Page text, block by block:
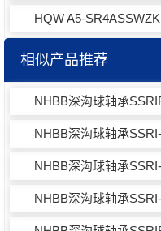
HQW A5-
相似产品推荐
NHBB深沟球轴承
NHBB深沟球轴承
NHBB深沟球轴承
NHBB深沟球轴承